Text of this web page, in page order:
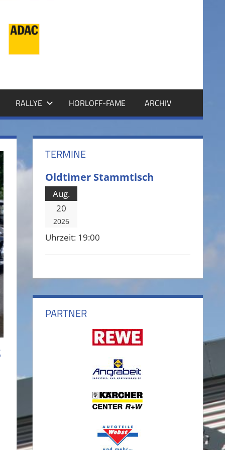
RALLYE HORLOFF-FAME ARCHIV
TERMINE
Oldtimer Stammtisch
Aug.
20
2026
Uhrzeit: 19:00
PARTNER